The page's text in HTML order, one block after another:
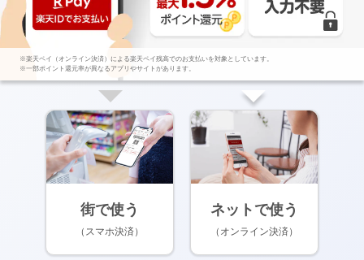
※楽天ペイ（オンライン決済）による楽天ペイ残高でのお支払いを対象としています。
※一部ポイント還元率が異なるアプリやサイトがあります。
※楽天ペイ（オンライン決済）による楽天ペイ残高でのお支払いを対象としています。
※一部ポイント還元率が異なるアプリやサイトがあります。
街で使う
（スマホ決済）
ネットで使う
（オンライン決済）